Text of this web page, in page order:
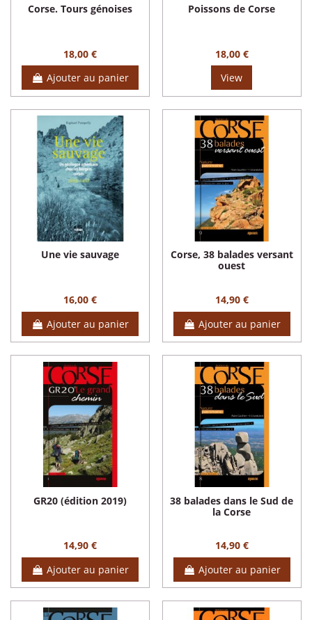
Corse. Tours génoises
18,00 €
Ajouter au panier
Poissons de Corse
18,00 €
View
Une vie sauvage
16,00 €
Ajouter au panier
Corse, 38 balades versant
ouest
14,90 €
Ajouter au panier
GR20 (édition 2019)
14,90 €
Ajouter au panier
38 balades dans le Sud de
la Corse
14,90 €
Ajouter au panier